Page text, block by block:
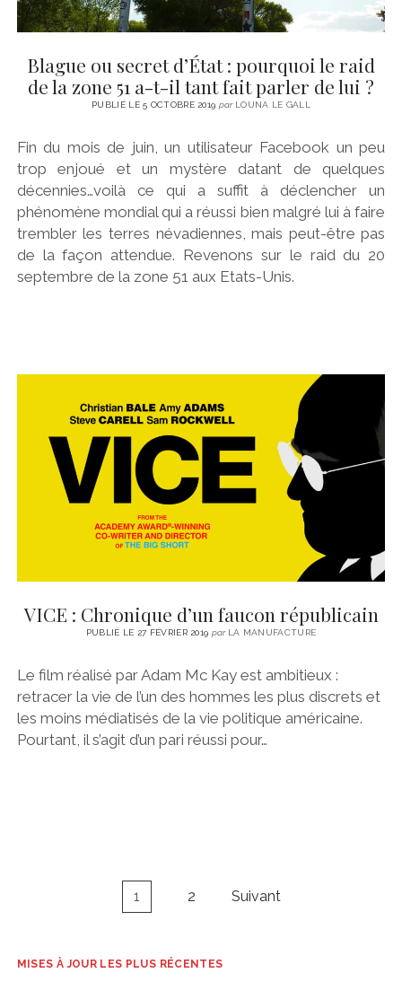
Blague ou secret d’État : pourquoi le raid
de la zone 51 a-t-il tant fait parler de lui ?
PUBLIÉ LE 5 OCTOBRE 2019 parLOUNA LE GALL
Fin du mois de juin, un utilisateur Facebook un peu
trop enjoué et un mystère datant de quelques
décennies…voilà ce qui a suffit à déclencher un
phénomène mondial qui a réussi bien malgré lui à faire
trembler les terres névadiennes, mais peut-être pas
de la façon attendue. Revenons sur le raid du 20
septembre de la zone 51 aux Etats-Unis.
VICE : Chronique d’un faucon républicain
PUBLIÉ LE 27 FÉVRIER 2019 parLA MANUFACTURE
Le film réalisé par Adam Mc Kay est ambitieux :
retracer la vie de l’un des hommes les plus discrets et
les moins médiatisés de la vie politique américaine.
Pourtant, il s’agit d’un pari réussi pour…
1 2 Suivant
MISES À JOUR LES PLUS RÉCENTES